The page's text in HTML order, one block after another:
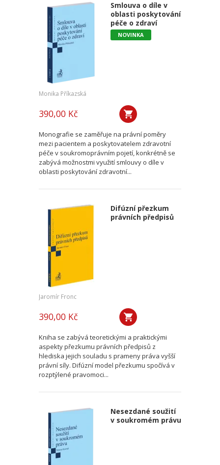
Smlouva o díle v
oblasti poskytování
péče o zdraví
NOVINKA
Monika Příkazská
390,00 Kč
Monografie se zaměřuje na právní poměry
mezi pacientem a poskytovatelem zdravotní
péče v soukromoprávním pojetí, konkrétně se
zabývá možnostmi využití smlouvy o díle v
oblasti poskytování zdravotní...
Difúzní přezkum
právních předpisů
Jaromír Fronc
390,00 Kč
Kniha se zabývá teoretickými a praktickými
aspekty přezkumu právních předpisů z
hlediska jejich souladu s prameny práva vyšší
právní síly. Difúzní model přezkumu spočívá v
rozptýlené pravomoci...
Nesezdané soužití
v soukromém právu